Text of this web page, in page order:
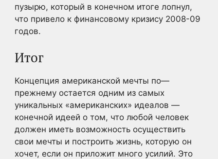
пузырю, который в конечном итоге лопнул,
что привело к финансовому кризису 2008-09
годов.
Итог
Концепция американской мечты по—
прежнему остается одним из самых
уникальных «американских» идеалов —
конечной идеей о том, что любой человек
должен иметь возможность осуществить
свои мечты и построить жизнь, которую он
хочет, если он приложит много усилий. Это